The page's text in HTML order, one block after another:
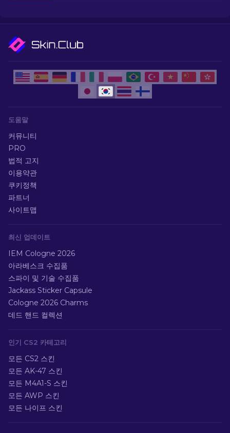
도움말
커뮤니티
PRO
법적 고지
이용약관
쿠키정책
파트너
사이트맵
최신 업데이트
IEM Cologne 2026
아라베스크 수집품
스파이 및 기술 수집품
Jackass Sticker Capsule
Cologne 2026 Charms
데드 핸드 컬렉션
인기 CS2 카테고리
모든 CS2 스킨
모든 AK-47 스킨
모든 M4A1-S 스킨
모든 AWP 스킨
모든 나이프 스킨